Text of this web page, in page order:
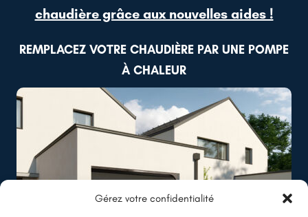
Gérez votre confidentialité
chaudière grâce aux nouvelles aides !
REMPLACEZ VOTRE CHAUDIÈRE PAR UNE POMPE
À CHALEUR